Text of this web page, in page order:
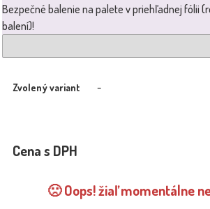
Bezpečné balenie na palete v priehľadnej fólii
balení)!
Zvolený variant -
Cena s DPH
🙁 Oops! žiaľ momentálne